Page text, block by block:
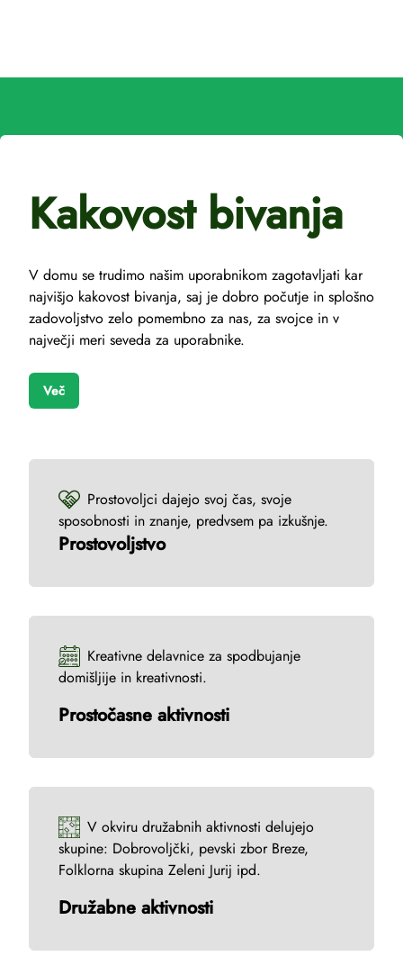
Kakovost bivanja
V domu se trudimo našim uporabnikom zagotavljati kar
najvišjo kakovost bivanja, saj je dobro počutje in splošno
zadovoljstvo zelo pomembno za nas, za svojce in v
največji meri seveda za uporabnike.
Več
Prostovoljci dajejo svoj čas, svoje
sposobnosti in znanje, predvsem pa izkušnje.
Prostovoljstvo
Kreativne delavnice za spodbujanje
domišljije in kreativnosti.
Prostočasne aktivnosti
V okviru družabnih aktivnosti delujejo
skupine: Dobrovoljčki, pevski zbor Breze,
Folklorna skupina Zeleni Jurij ipd.
Družabne aktivnosti